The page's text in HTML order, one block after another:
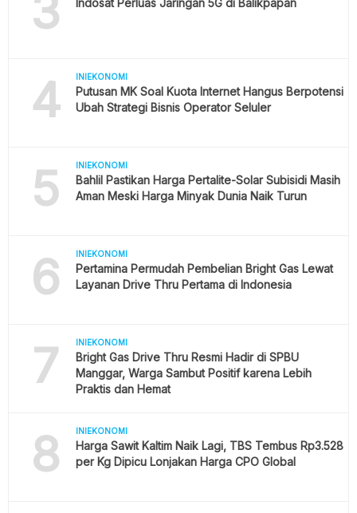
Indosat Perluas Jaringan 5G di Balikpapan
4 INIEKONOMI
Putusan MK Soal Kuota Internet Hangus Berpotensi
Ubah Strategi Bisnis Operator Seluler
5 INIEKONOMI
Bahlil Pastikan Harga Pertalite-Solar Subisidi Masih
Aman Meski Harga Minyak Dunia Naik Turun
6 INIEKONOMI
Pertamina Permudah Pembelian Bright Gas Lewat
Layanan Drive Thru Pertama di Indonesia
7 INIEKONOMI
Bright Gas Drive Thru Resmi Hadir di SPBU
Manggar, Warga Sambut Positif karena Lebih
Praktis dan Hemat
8 INIEKONOMI
Harga Sawit Kaltim Naik Lagi, TBS Tembus Rp3.528
per Kg Dipicu Lonjakan Harga CPO Global